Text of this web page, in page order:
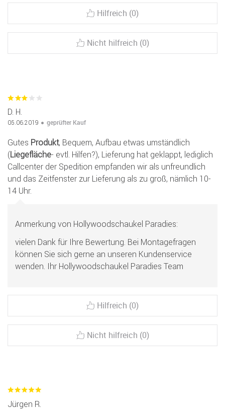
Hilfreich (0)
Nicht hilfreich (0)
D. H.
05.06.2019 geprüfter Kauf
Gutes Produkt, Bequem, Aufbau etwas umständlich
(Liegefläche- evtl. Hilfen?), Lieferung hat geklappt, lediglich
Callcenter der Spedition empfanden wir als unfreundlich
und das Zeitfenster zur Lieferung als zu groß, nämlich 10-
14 Uhr.
Anmerkung von Hollywoodschaukel Paradies:
vielen Dank für Ihre Bewertung. Bei Montagefragen
können Sie sich gerne an unseren Kundenservice
wenden. Ihr Hollywoodschaukel Paradies Team
Hilfreich (0)
Nicht hilfreich (0)
Jürgen R.